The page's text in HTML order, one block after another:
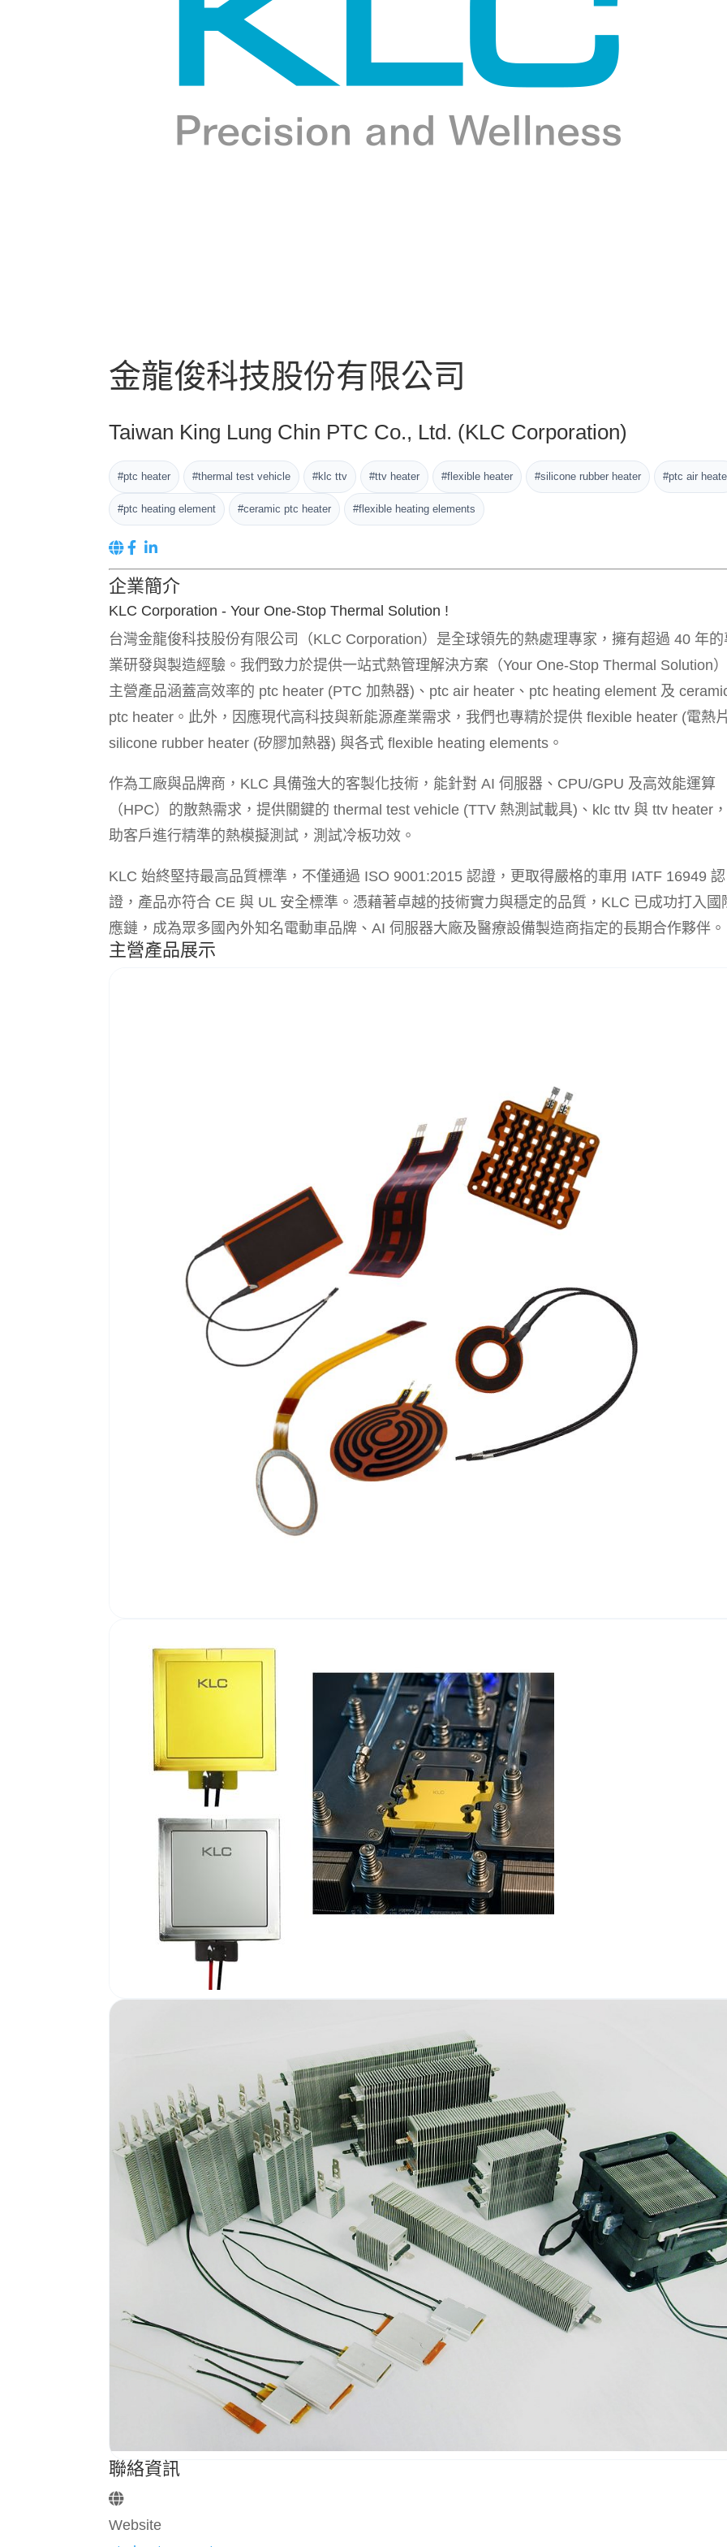
金龍俊科技股份有限公司
Taiwan King Lung Chin PTC Co., Ltd. (KLC Corporation)
#ptc heater #thermal test vehicle #klc ttv #ttv heater #flexible heater #silicone rubber heater #ptc air
#ptc heating element #ceramic ptc heater #flexible heating elements
企業簡介
KLC Corporation - Your One-Stop Thermal Solution !
台灣金龍俊科技股份有限公司（KLC Corporation）是全球領先的熱處理專家，擁有超過 40 年的
業研發與製造經驗。我們致力於提供一站式熱管理解決方案（Your One-Stop Thermal Solution）
主營產品涵蓋高效率的 ptc heater (PTC 加熱器)、ptc air heater、ptc heating element 及
ptc heater。此外，因應現代高科技與新能源產業需求，我們也專精於提供 flexible heater (電熱
silicone rubber heater (矽膠加熱器) 與各式 flexible heating elements。
作為工廠與品牌商，KLC 具備強大的客製化技術，能針對 AI 伺服器、CPU/GPU 及高效能運算
（HPC）的散熱需求，提供關鍵的 thermal test vehicle (TTV 熱測試載具)、klc ttv 與 ttv heater
助客戶進行精準的熱模擬測試，測試冷板功效。
KLC 始終堅持最高品質標準，不僅通過 ISO 9001:2015 認證，更取得嚴格的車用 IATF 16949 認
證，產品亦符合 CE 與 UL 安全標準。憑藉著卓越的技術實力與穩定的品質，KLC 已成功打入國
應鏈，成為眾多國內外知名電動車品牌、AI 伺服器大廠及醫療設備製造商指定的長期合作夥伴。
主營產品展示
聯絡資訊
Website